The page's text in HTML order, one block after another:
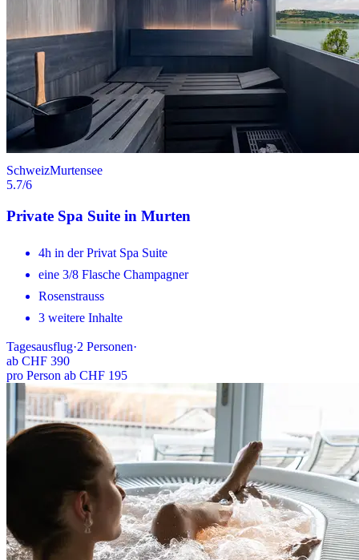
SchweizMurtensee
5.7/6
Private Spa Suite in Murten
4h in der Privat Spa Suite
eine 3/8 Flasche Champagner
Rosenstrauss
3 weitere Inhalte
Tagesausflug·2 Personen·
ab CHF 390
pro Person ab CHF 195